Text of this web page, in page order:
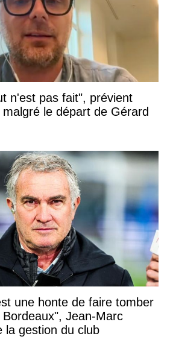
n'est pas fait", prévient
le départ de Gérard
une honte de faire tomber
Jean-Marc
la gestion du club